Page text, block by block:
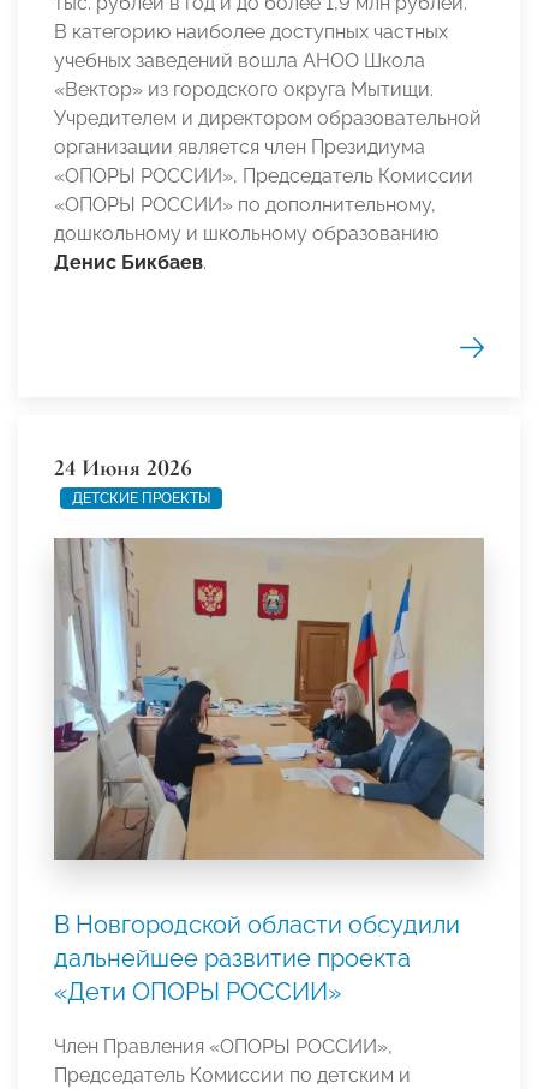
В категорию наиболее доступных частных
учебных заведений вошла АНОО Школа
«Вектор» из городского округа Мытищи.
Учредителем и директором образовательной
организации является член Президиума
«ОПОРЫ РОССИИ», Председатель Комиссии
«ОПОРЫ РОССИИ» по дополнительному,
дошкольному и школьному образованию
Денис Бикбаев.
24 Июня 2026
ДЕТСКИЕ ПРОЕКТЫ
В Новгородской области обсудили
дальнейшее развитие проекта
«Дети ОПОРЫ РОССИИ»
Член Правления «ОПОРЫ РОССИИ»,
Председатель Комиссии по детским и